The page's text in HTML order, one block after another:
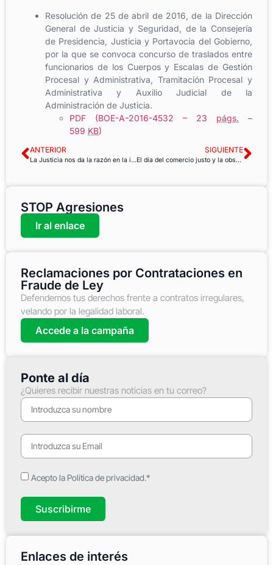
Resolución de 25 de abril de 2016, de la Dirección
General de Justicia y Seguridad, de la Consejería
de Presidencia, Justicia y Portavocía del Gobierno,
por la que se convoca concurso de traslados entre
funcionarios de los Cuerpos y Escalas de Gestión
Procesal y Administrativa, Tramitación Procesal y
Administrativa y Auxilio Judicial de la
Administración de Justicia.
PDF (BOE-A-2016-4532 – 23 págs. –
599 KB)
ANTERIOR
La Justicia nos da la razón en la integración en las nuevas categorías profesionales en el SAS
SIGUIENTE
El día del comercio justo y la obsolescencia programada
STOP Agresiones
Ir al enlace
Reclamaciones por Contrataciones en
Fraude de Ley
Defendemos tus derechos frente a contratos irregulares,
velando por la legalidad laboral.
Accede a la campaña
Ponte al día
¿Quieres recibir nuestras noticias en tu correo?
Acepto la Política de privacidad.*
Suscribirme
Enlaces de interés